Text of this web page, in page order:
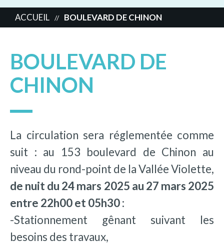
ACCUEIL // BOULEVARD DE CHINON
BOULEVARD DE
CHINON
La circulation sera réglementée comme
suit : au 153 boulevard de Chinon au
niveau du rond-point de la Vallée Violette,
de nuit du 24 mars 2025 au 27 mars 2025
entre 22h00 et 05h30 :
-Stationnement gênant suivant les
besoins des travaux,